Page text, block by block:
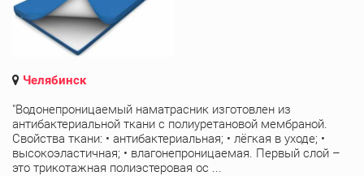
Челябинск
"Водонепроницаемый наматрасник изготовлен из
антибактериальной ткани с полиуретановой мембраной.
Свойства ткани: • антибактериальная; • лёгкая в уходе; •
высокоэластичная; • влагонепроницаемая. Первый слой –
это трикотажная полиэстеровая ос ...